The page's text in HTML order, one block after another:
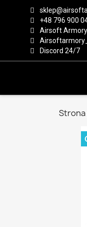
+48 796 900
Airsoft Armory
Discord 24/7
Strona